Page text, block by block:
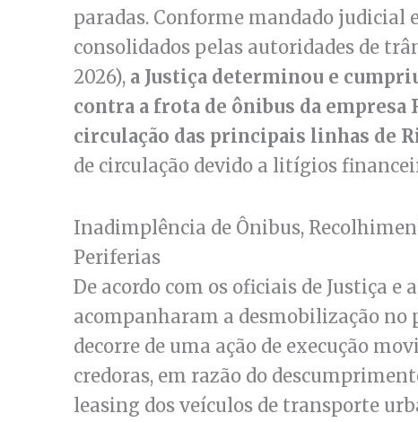
paradas. Conforme mandado judicial
consolidados pelas autoridades de
2026), a Justiça determinou e
contra a frota de ônibus da
circulação das principais linhas de
de circulação devido a litígios
Inadimplência de Ônibus,
Periferias
De acordo com os oficiais de Justiça e
acompanharam a desmobilização no
decorre de uma ação de execução
credoras, em razão do
leasing dos veículos de transporte